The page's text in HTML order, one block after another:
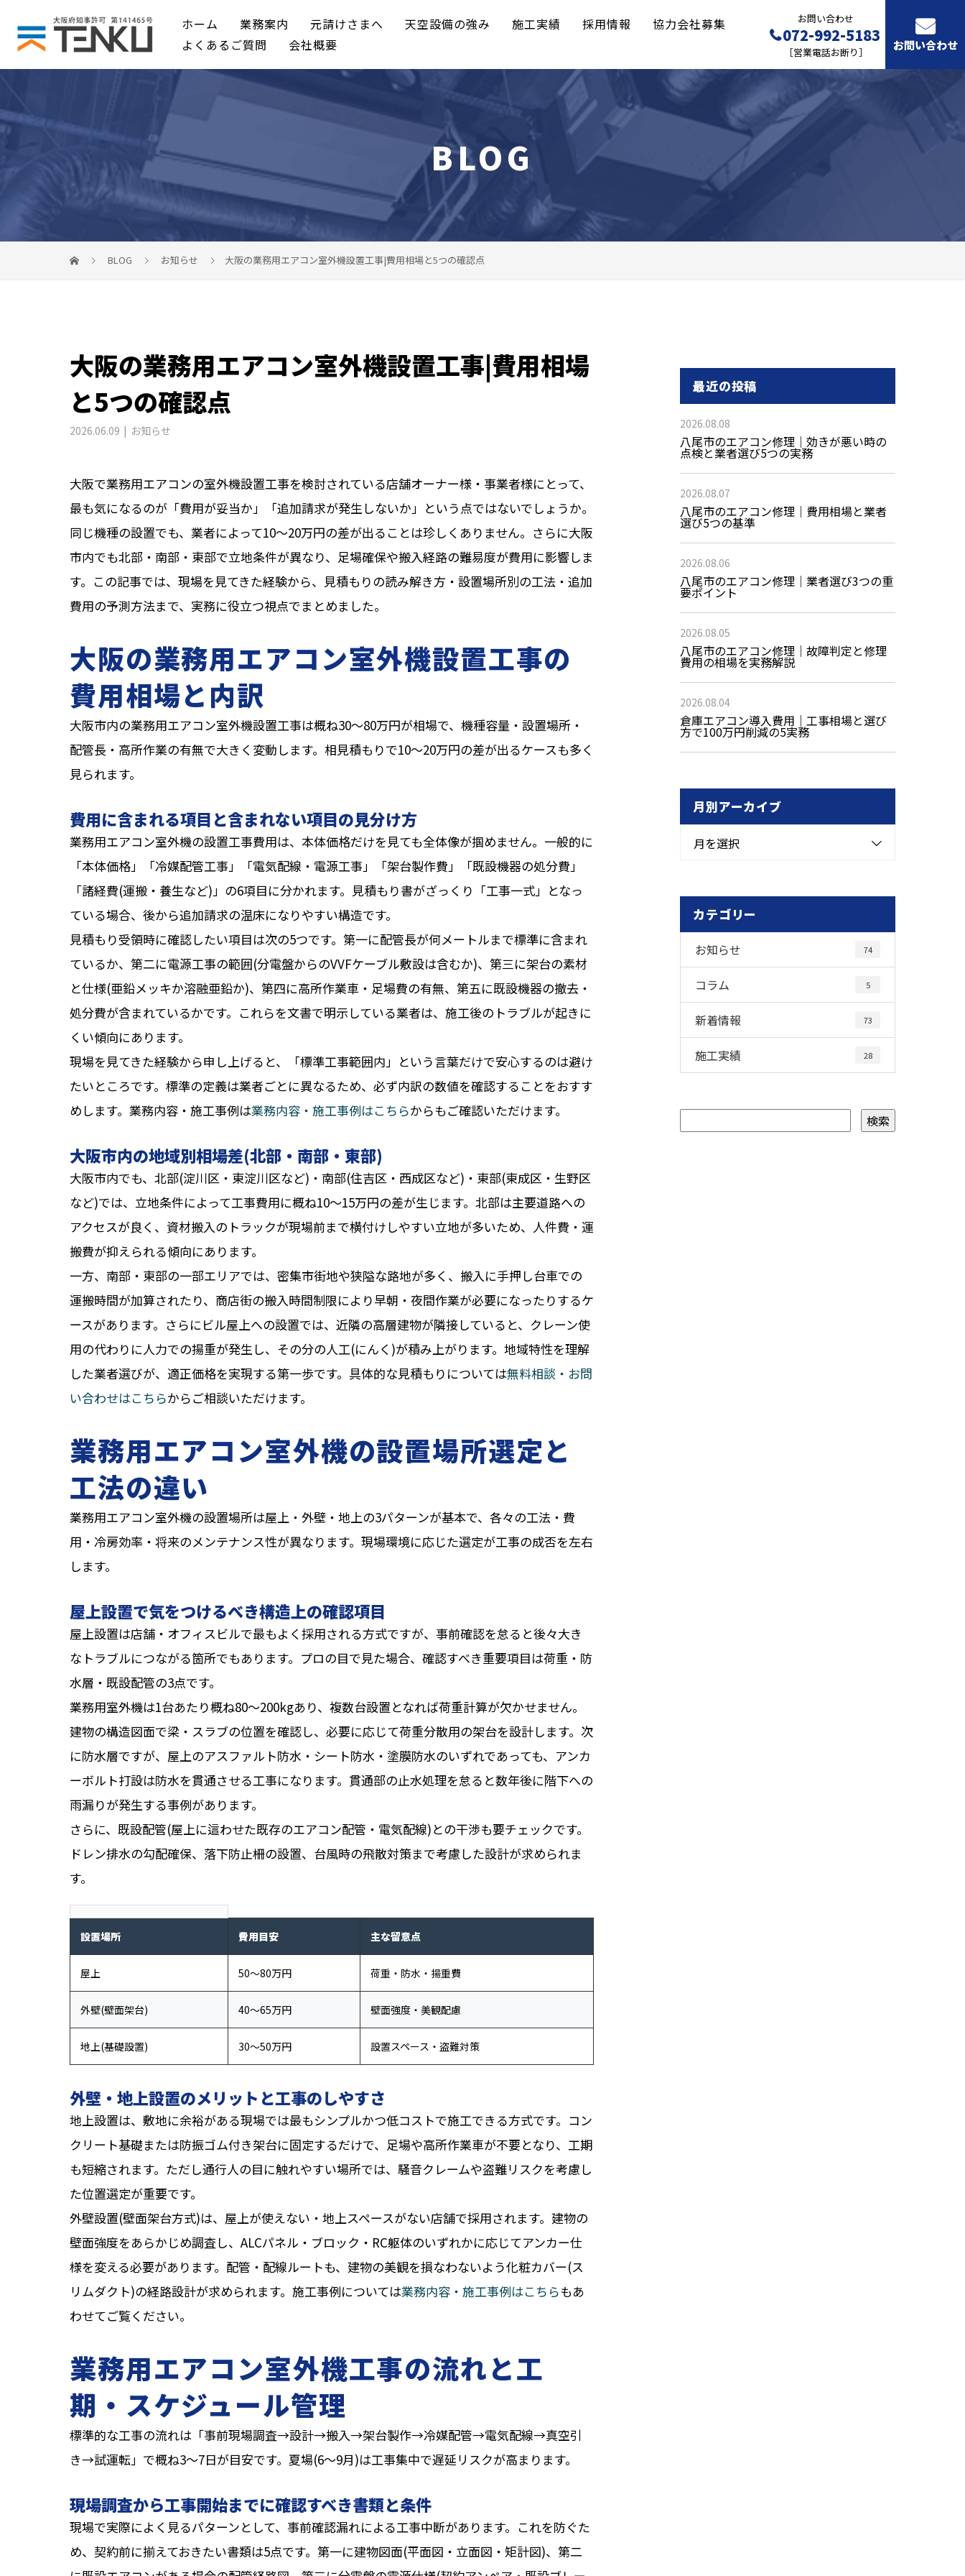
ホーム 業務案内 元請けさまへ 天空設備の強み 施工実績 採用情報
協力会社募集
よくあるご質問
会社概要
お問い合わせ
072-992-5183
［営業電話お断り］ お問い合わせ
BLOG
BLOG お知らせ 大阪の業務用エアコン室外機設置工事|費用相場と5つの確認点
大阪の業務用エアコン室外機設置工事|費用相場
と5つの確認点
2026.06.09 お知らせ
大阪で業務用エアコンの室外機設置工事を検討されている店舗オーナー様・事業者様にとって、
最も気になるのが「費用が妥当か」「追加請求が発生しないか」という点ではないでしょうか。
同じ機種の設置でも、業者によって10〜20万円の差が出ることは珍しくありません。さらに大阪
市内でも北部・南部・東部で立地条件が異なり、足場確保や搬入経路の難易度が費用に影響しま
す。この記事では、現場を見てきた経験から、見積もりの読み解き方・設置場所別の工法・追加
費用の予測方法まで、実務に役立つ視点でまとめました。
大阪の業務用エアコン室外機設置工事の
費用相場と内訳
大阪市内の業務用エアコン室外機設置工事は概ね30〜80万円が相場で、機種容量・設置場所・
配管長・高所作業の有無で大きく変動します。相見積もりで10〜20万円の差が出るケースも多く
見られます。
費用に含まれる項目と含まれない項目の見分け方
業務用エアコン室外機の設置工事費用は、本体価格だけを見ても全体像が掴めません。一般的に
「本体価格」「冷媒配管工事」「電気配線・電源工事」「架台製作費」「既設機器の処分費」
「諸経費(運搬・養生など)」の6項目に分かれます。見積もり書がざっくり「工事一式」となっ
ている場合、後から追加請求の温床になりやすい構造です。
見積もり受領時に確認したい項目は次の5つです。第一に配管長が何メートルまで標準に含まれ
ているか、第二に電源工事の範囲(分電盤からのVVFケーブル敷設は含むか)、第三に架台の素材
と仕様(亜鉛メッキか溶融亜鉛か)、第四に高所作業車・足場費の有無、第五に既設機器の撤去・
処分費が含まれているかです。これらを文書で明示している業者は、施工後のトラブルが起きに
くい傾向にあります。
現場を見てきた経験から申し上げると、「標準工事範囲内」という言葉だけで安心するのは避け
たいところです。標準の定義は業者ごとに異なるため、必ず内訳の数値を確認することをおすす
めします。業務内容・施工事例は業務内容・施工事例はこちらからもご確認いただけます。
大阪市内の地域別相場差(北部・南部・東部)
大阪市内でも、北部(淀川区・東淀川区など)・南部(住吉区・西成区など)・東部(東成区・生野区
など)では、立地条件によって工事費用に概ね10〜15万円の差が生じます。北部は主要道路への
アクセスが良く、資材搬入のトラックが現場前まで横付けしやすい立地が多いため、人件費・運
搬費が抑えられる傾向にあります。
一方、南部・東部の一部エリアでは、密集市街地や狭隘な路地が多く、搬入に手押し台車での
運搬時間が加算されたり、商店街の搬入時間制限により早朝・夜間作業が必要になったりするケ
ースがあります。さらにビル屋上への設置では、近隣の高層建物が隣接していると、クレーン使
用の代わりに人力での揚重が発生し、その分の人工(にんく)が積み上がります。地域特性を理解
した業者選びが、適正価格を実現する第一歩です。具体的な見積もりについては無料相談・お問
い合わせはこちらからご相談いただけます。
業務用エアコン室外機の設置場所選定と
工法の違い
業務用エアコン室外機の設置場所は屋上・外壁・地上の3パターンが基本で、各々の工法・費
用・冷房効率・将来のメンテナンス性が異なります。現場環境に応じた選定が工事の成否を左右
します。
屋上設置で気をつけるべき構造上の確認項目
屋上設置は店舗・オフィスビルで最もよく採用される方式ですが、事前確認を怠ると後々大き
なトラブルにつながる箇所でもあります。プロの目で見た場合、確認すべき重要項目は荷重・防
水層・既設配管の3点です。
業務用室外機は1台あたり概ね80〜200kgあり、複数台設置となれば荷重計算が欠かせません。
建物の構造図面で梁・スラブの位置を確認し、必要に応じて荷重分散用の架台を設計します。次
に防水層ですが、屋上のアスファルト防水・シート防水・塗膜防水のいずれであっても、アンカ
ーボルト打設は防水を貫通させる工事になります。貫通部の止水処理を怠ると数年後に階下への
雨漏りが発生する事例があります。
さらに、既設配管(屋上に這わせた既存のエアコン配管・電気配線)との干渉も要チェックです。
ドレン排水の勾配確保、落下防止柵の設置、台風時の飛散対策まで考慮した設計が求められま
す。
設置場所 費用目安 主な留意点
屋上 50〜80万円 荷重・防水・揚重費
外壁(壁面架台) 40〜65万円 壁面強度・美観配慮
地上(基礎設置) 30〜50万円 設置スペース・盗難対策
外壁・地上設置のメリットと工事のしやすさ
地上設置は、敷地に余裕がある現場では最もシンプルかつ低コストで施工できる方式です。コン
クリート基礎または防振ゴム付き架台に固定するだけで、足場や高所作業車が不要となり、工期
も短縮されます。ただし通行人の目に触れやすい場所では、騒音クレームや盗難リスクを考慮し
た位置選定が重要です。
外壁設置(壁面架台方式)は、屋上が使えない・地上スペースがない店舗で採用されます。建物の
壁面強度をあらかじめ調査し、ALCパネル・ブロック・RC躯体のいずれかに応じてアンカー仕
様を変える必要があります。配管・配線ルートも、建物の美観を損なわないよう化粧カバー(ス
リムダクト)の経路設計が求められます。施工事例については業務内容・施工事例はこちらもあ
わせてご覧ください。
業務用エアコン室外機工事の流れと工
期・スケジュール管理
標準的な工事の流れは「事前現場調査→設計→搬入→架台製作→冷媒配管→電気配線→真空引
き→試運転」で概ね3〜7日が目安です。夏場(6〜9月)は工事集中で遅延リスクが高まります。
現場調査から工事開始までに確認すべき書類と条件
現場で実際によく見るパターンとして、事前確認漏れによる工事中断があります。これを防ぐた
め、契約前に揃えておきたい書類は5点です。第一に建物図面(平面図・立面図・矩計図)、第二
最近の投稿
2026.08.08
八尾市のエアコン修理｜効きが悪い時の
点検と業者選び5つの実務
2026.08.07
八尾市のエアコン修理｜費用相場と業者
選び5つの基準
2026.08.06
八尾市のエアコン修理｜業者選び3つの重
要ポイント
2026.08.05
八尾市のエアコン修理｜故障判定と修理
費用の相場を実務解説
2026.08.04
倉庫エアコン導入費用｜工事相場と選び
方で100万円削減の5実務
月別アーカイブ
月を選択
カテゴリー
お知らせ 74
コラム 5
新着情報 73
施工実績 28